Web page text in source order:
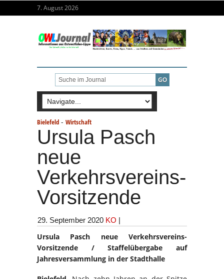
7. August 2026
Bielefeld - Wirtschaft
Ursula Pasch
neue
Verkehrsvereins-
Vorsitzende
29. September 2020 KO |
Ursula Pasch neue Verkehrsvereins-
Vorsitzende / Staffelübergabe auf
Jahresversammlung in der Stadthalle